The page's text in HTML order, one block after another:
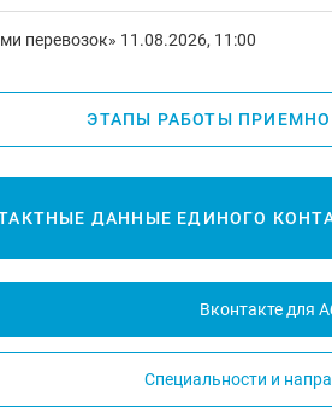
перевозок» 11.08.2026, 11:00
ЭТАПЫ РАБОТЫ
ДАННЫЕ ЕДИНОГО
Вконтакте для
Специальности и